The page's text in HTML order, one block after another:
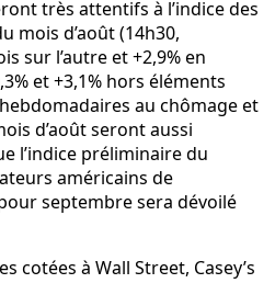
très attentifs à l’indice des
mois d’août (14h30,
sur l’autre et +2,9% en
et +3,1% hors éléments
au chômage et
d’août seront aussi
l’indice préliminaire du
américains de
septembre sera dévoilé
cotées à Wall Street, Casey’s